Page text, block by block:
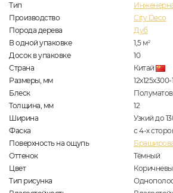
Тип
Производство
City Deco
Порода дерева
Дуб
В одной упаковке
1,5 м2
Досок в упаковке
10
Страна
Китай
Размеры, мм
Блеск
Толщина, мм
12
Ширина
Узкий до
Фаска
с 4-х
Поверхность на ощупь
Оттенок
Тёмный
Цвет
Тип рисунка